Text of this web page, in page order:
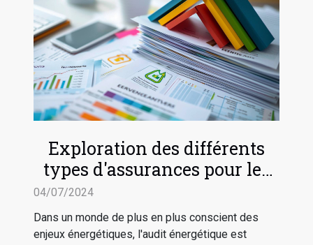
Exploration des différents
types d'assurances pour les
audits énergétiques
04/07/2024
Dans un monde de plus en plus conscient des
enjeux énergétiques, l'audit énergétique est